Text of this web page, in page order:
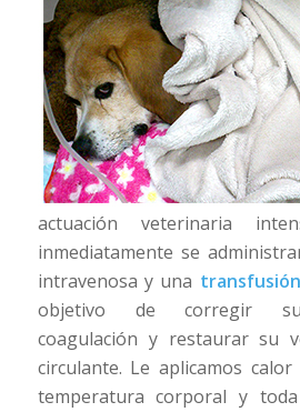
actuación veterinaria
inmediatamente se
intravenosa y una
objetivo de corregir su
coagulación y restaurar su
circulante. Le aplicamos
temperatura corporal y